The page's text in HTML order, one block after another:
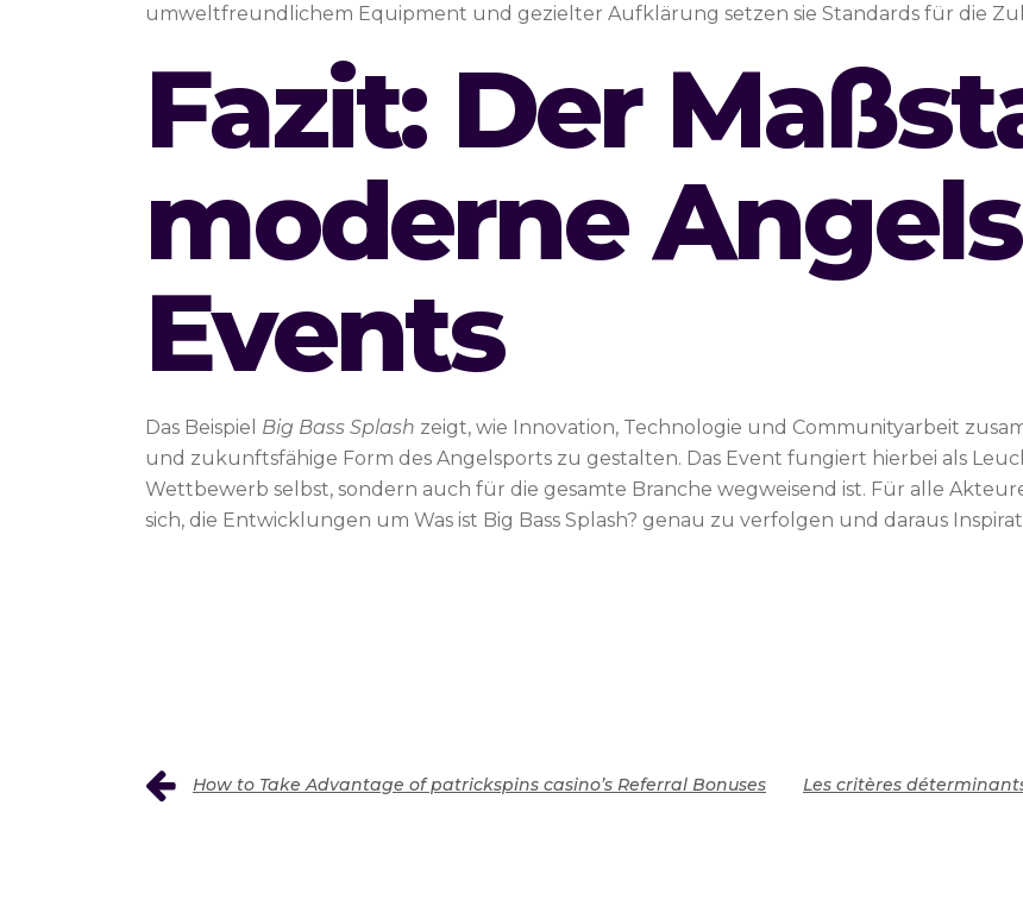
umweltfreundlichem Equipment und gezielter Aufklärung setzen sie Standards für die
Fazit: Der
moderne
Events
Das Beispiel Big Bass Splash zeigt, wie Innovation, Technologie und Communityarbeit
und zukunftsfähige Form des Angelsports zu gestalten. Das Event fungiert hierbei als
Wettbewerb selbst, sondern auch für die gesamte Branche wegweisend ist. Für alle
sich, die Entwicklungen um Was ist Big Bass Splash? genau zu verfolgen und daraus
How to Take Advantage of patrickspins casino’s Referral Bonuses Les critères